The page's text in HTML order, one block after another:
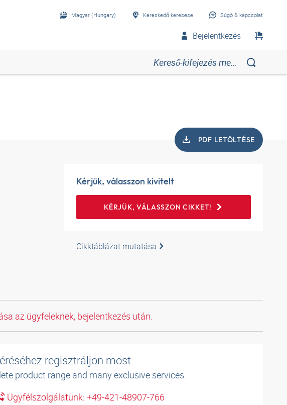
Magyar (Hungary) Kereskedő keresése Súgó & kapcsolat
Bejelentkezés
PDF LETÖLTÉSE
Kérjük, válasszon kivitelt
KÉRJÜK, VÁLASSZON CIKKET!
Cikktáblázat mutatása
az ügyfeleknek, bejelentkezés után.
regisztráljon most.
product range and many exclusive services.
Ügyfélszolgálatunk: +49-421-48907-766